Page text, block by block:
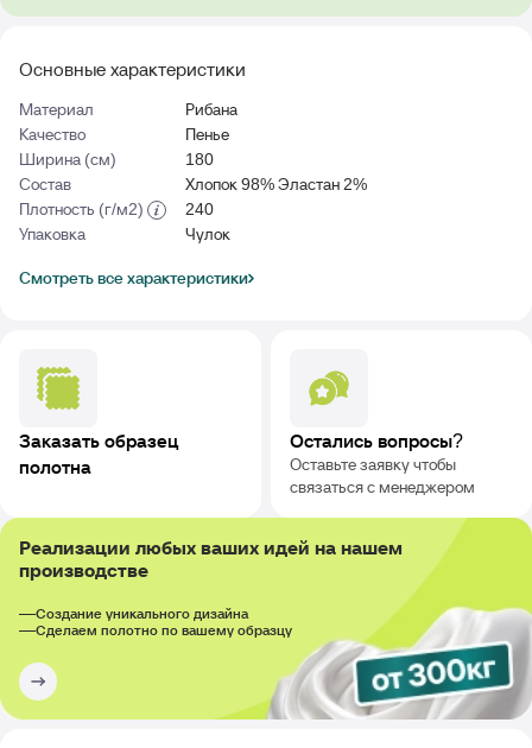
Основные характеристики
Материал
Рибана
Качество
Пенье
Ширина (см)
180
Состав
Хлопок 98% Эластан 2%
Плотность (г/м2)
240
Упаковка
Чулок
Смотреть все характеристики
Заказать образец
полотна
Остались вопросы?
Оставьте заявку чтобы
связаться с менеджером
Реализации любых ваших идей на нашем
производстве
Создание уникального дизайна
Сделаем полотно по вашему образцу